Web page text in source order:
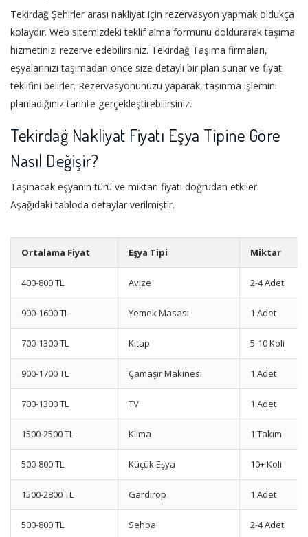
Tekirdağ Şehirler arası nakliyat için rezervasyon yapmak oldukça
kolaydır. Web sitemizdeki teklif alma formunu doldurarak taşıma
hizmetinizi rezerve edebilirsiniz. Tekirdağ Taşıma firmaları,
eşyalarınızı taşımadan önce size detaylı bir plan sunar ve fiyat
teklifini belirler. Rezervasyonunuzu yaparak, taşınma işlemini
planladığınız tarihte gerçekleştirebilirsiniz.
Tekirdağ Nakliyat Fiyatı Eşya Tipine Göre
Nasıl Değişir?
Taşınacak eşyanın türü ve miktarı fiyatı doğrudan etkiler.
Aşağıdaki tabloda detaylar verilmiştir.
Ortalama Fiyat Eşya Tipi Miktar
400-800 TL Avize 2-4 Adet
900-1600 TL Yemek Masası 1 Adet
700-1300 TL Kitap 5-10 Koli
900-1700 TL Çamaşır Makinesi 1 Adet
700-1300 TL TV 1 Adet
1500-2500 TL Klima 1 Takım
500-800 TL Küçük Eşya 10+ Koli
1500-2800 TL Gardırop 1 Adet
500-800 TL Sehpa 2-4 Adet